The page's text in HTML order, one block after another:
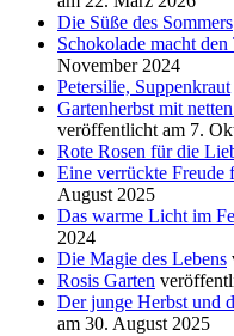
Die Süße des Sommers
Schokolade macht den
November 2024
Petersilie, Suppenkraut
Gartenherbst mit
veröffentlicht am 7.
Rote Rosen für die
Eine verrückte Freude
August 2025
Das warme Licht im
2024
Die Magie des Lebens
Rosis Garten
Der junge Herbst und
am 30. August 2025